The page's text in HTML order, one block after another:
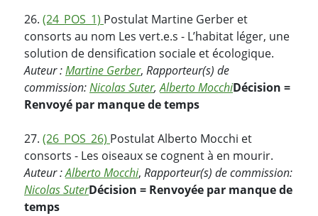
26. (24_POS_1) Postulat Martine Gerber et
consorts au nom Les vert.e.s - L’habitat léger, une
solution de densification sociale et écologique.
Auteur :Martine Gerber, Rapporteur(s) de
commission:Nicolas Suter,Alberto MocchiDécision =
Renvoyé par manque de temps
27. (26_POS_26) Postulat Alberto Mocchi et
consorts - Les oiseaux se cognent à en mourir.
Auteur :Alberto Mocchi, Rapporteur(s) de commission:
Nicolas SuterDécision = Renvoyée par manque de
temps